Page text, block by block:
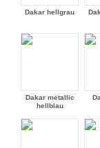
Dakar hellgrau
Dakar metallic
hellblau